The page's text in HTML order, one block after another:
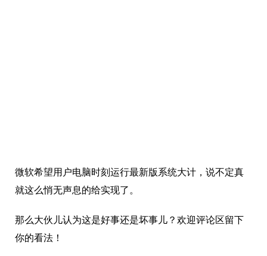
就这么悄无声息的给实现了。
那么大伙儿认为这是好事还是坏事儿？欢迎评论区留下
你的看法！